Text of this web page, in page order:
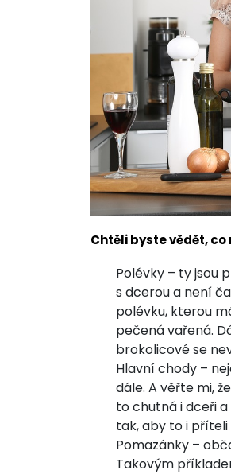
Chtěli byste vědět,
Polévky – ty jsou
s dcerou a není
polévku, kterou
pečená vařená.
brokolicové se
Hlavní chody –
dále. A věřte mi,
to chutná i dceři
tak, aby to i
Pomazánky –
Takovým